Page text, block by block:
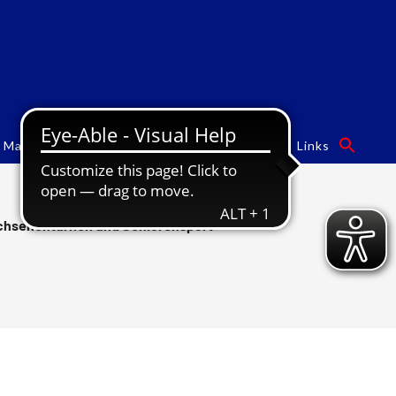
Mannschaften Turngalas Sponsoren Links
und Seniorensport